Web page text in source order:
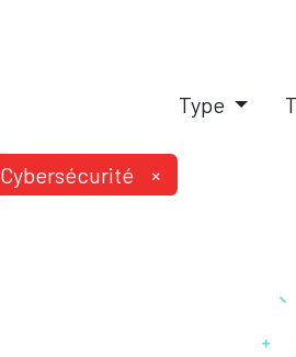
Type
Cybersécurité ×